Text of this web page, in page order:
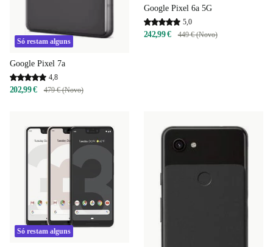
Só restam alguns
Google Pixel 7a
4,8
202,99 € 479 € (Novo)
Google Pixel 6a 5G
5,0
242,99 € 449 € (Novo)
Só restam alguns